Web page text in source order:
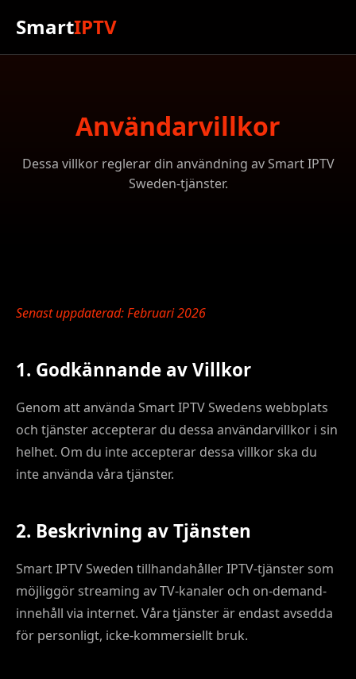
SmartIPTV
Användarvillkor
Dessa villkor reglerar din användning av Smart IPTV
Sweden-tjänster.
Senast uppdaterad: Februari 2026
1. Godkännande av Villkor
Genom att använda Smart IPTV Swedens webbplats
och tjänster accepterar du dessa användarvillkor i sin
helhet. Om du inte accepterar dessa villkor ska du
inte använda våra tjänster.
2. Beskrivning av Tjänsten
Smart IPTV Sweden tillhandahåller IPTV-tjänster som
möjliggör streaming av TV-kanaler och on-demand-
innehåll via internet. Våra tjänster är endast avsedda
för personligt, icke-kommersiellt bruk.